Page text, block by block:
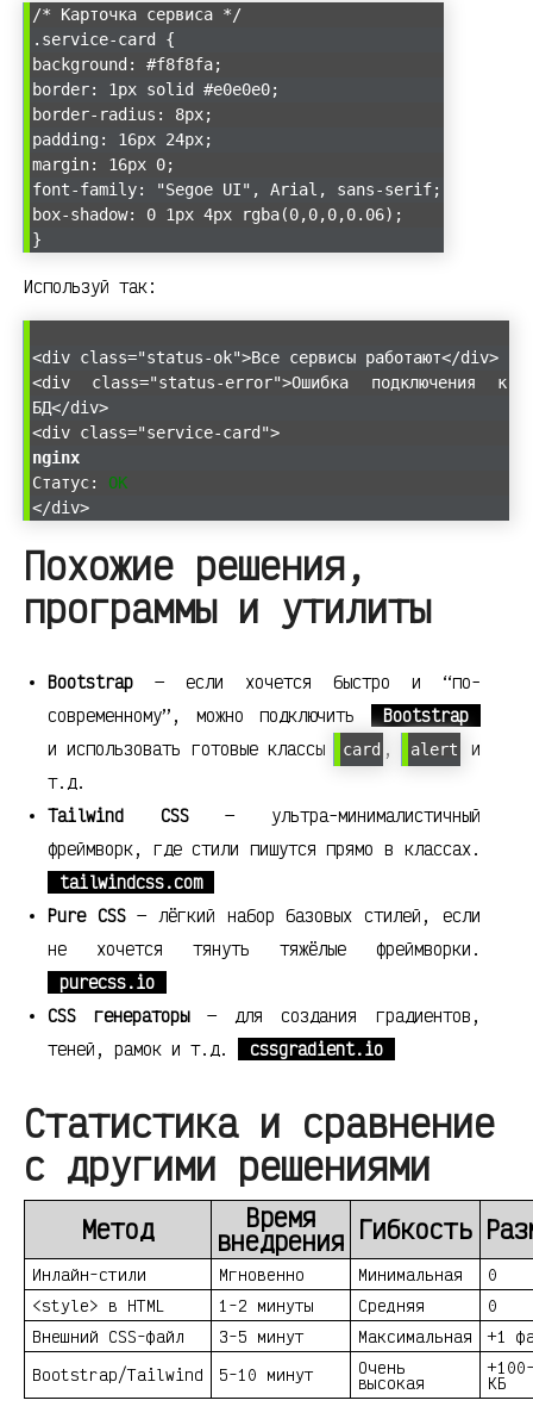
/* Карточка сервиса */
.service-card {
background: #f8f8fa;
border: 1px solid #e0e0e0;
border-radius: 8px;
padding: 16px 24px;
margin: 16px 0;
font-family: "Segoe UI", Arial, sans-serif;
box-shadow: 0 1px 4px rgba(0,0,0,0.06);
}
Используй так:
<div class="status-ok">Все сервисы работают</div>
<div class="status-error">Ошибка подключения к
БД</div>
<div class="service-card">
nginx
Статус: OK
</div>
Похожие решения,
программы и утилиты
Bootstrap — если хочется быстро и “по-
современному”, можно подключить
Bootstrap
и использовать готовые классы
card , alert
и
т.д.
Tailwind CSS— ультра-минималистичный
фреймворк, где стили пишутся прямо в классах.
tailwindcss.com
Pure CSS— лёгкий набор базовых стилей, если
не хочется тянуть тяжёлые фреймворки.
purecss.io
CSS генераторы— для создания градиентов,
теней, рамок и т.д.
cssgradient.io
Статистика и сравнение
с другими решениями
Метод Время
внедрения Гибкость
Инлайн-стили Мгновенно Минимальная
0
<style> в HTML
1-2 минуты Средняя
0
Внешний CSS-файл
3-5 минут Максимальная
+1
Bootstrap/Tailwind
5-10 минут Очень
высокая КБ